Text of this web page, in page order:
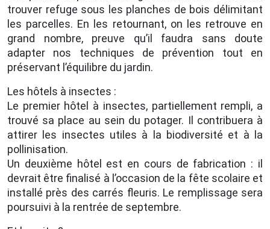
trouver refuge sous les planches de bois délimitant
les parcelles. En les retournant, on les retrouve en
grand nombre, preuve qu’il faudra sans doute
adapter nos techniques de prévention tout en
préservant l’équilibre du jardin.
Les hôtels à insectes :
Le premier hôtel à insectes, partiellement rempli, a
trouvé sa place au sein du potager. Il contribuera à
attirer les insectes utiles à la biodiversité et à la
pollinisation.
Un deuxième hôtel est en cours de fabrication : il
devrait être finalisé à l’occasion de la fête scolaire et
installé près des carrés fleuris. Le remplissage sera
poursuivi à la rentrée de septembre.